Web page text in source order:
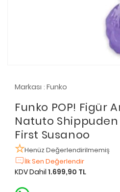
Markası : Funko
Funko POP! Figür
Natuto Shippuden
First Susanoo
Henüz Değerlendirilmemiş
İlk Sen Değerlendir
KDV Dahil 1.699,90 TL